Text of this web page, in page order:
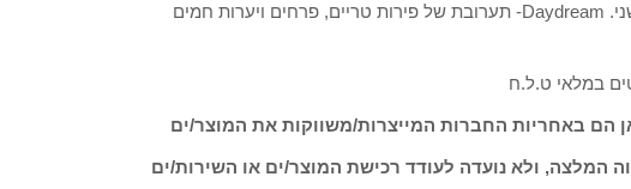
Aerie- תערובת של פירות מתוקים ופרחים לניחוח חושני. Daydream- תערובת של פירות טריים, פרחים ויערות חמים
הם באחריות החברות המייצרות/משווקות את המוצר/ים
המלצה, ולא נועדה לעודד רכישת המוצר/ים או השירות/ים